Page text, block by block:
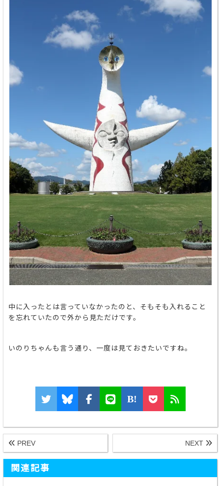
中に入ったとは言っていなかったのと、そもそも入れること
を忘れていたので外から見ただけです。
いのりちゃんも言う通り、一度は見ておきたいですね。
B!
PREV NEXT
関連記事